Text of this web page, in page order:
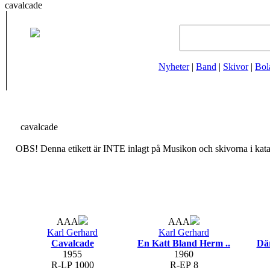
cavalcade
Nyheter| Band | Skivor|
cavalcade
OBS! Denna etikett är INTE inlagt på Musikon och skivorna i
AAA
Karl Gerhard
Cavalcade
1955
R-LP 1000
AAA
Karl Gerhard
En Katt Bland Herm ..
1960
R-EP 8